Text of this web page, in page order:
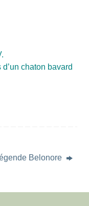
chaton bavard
Belonore